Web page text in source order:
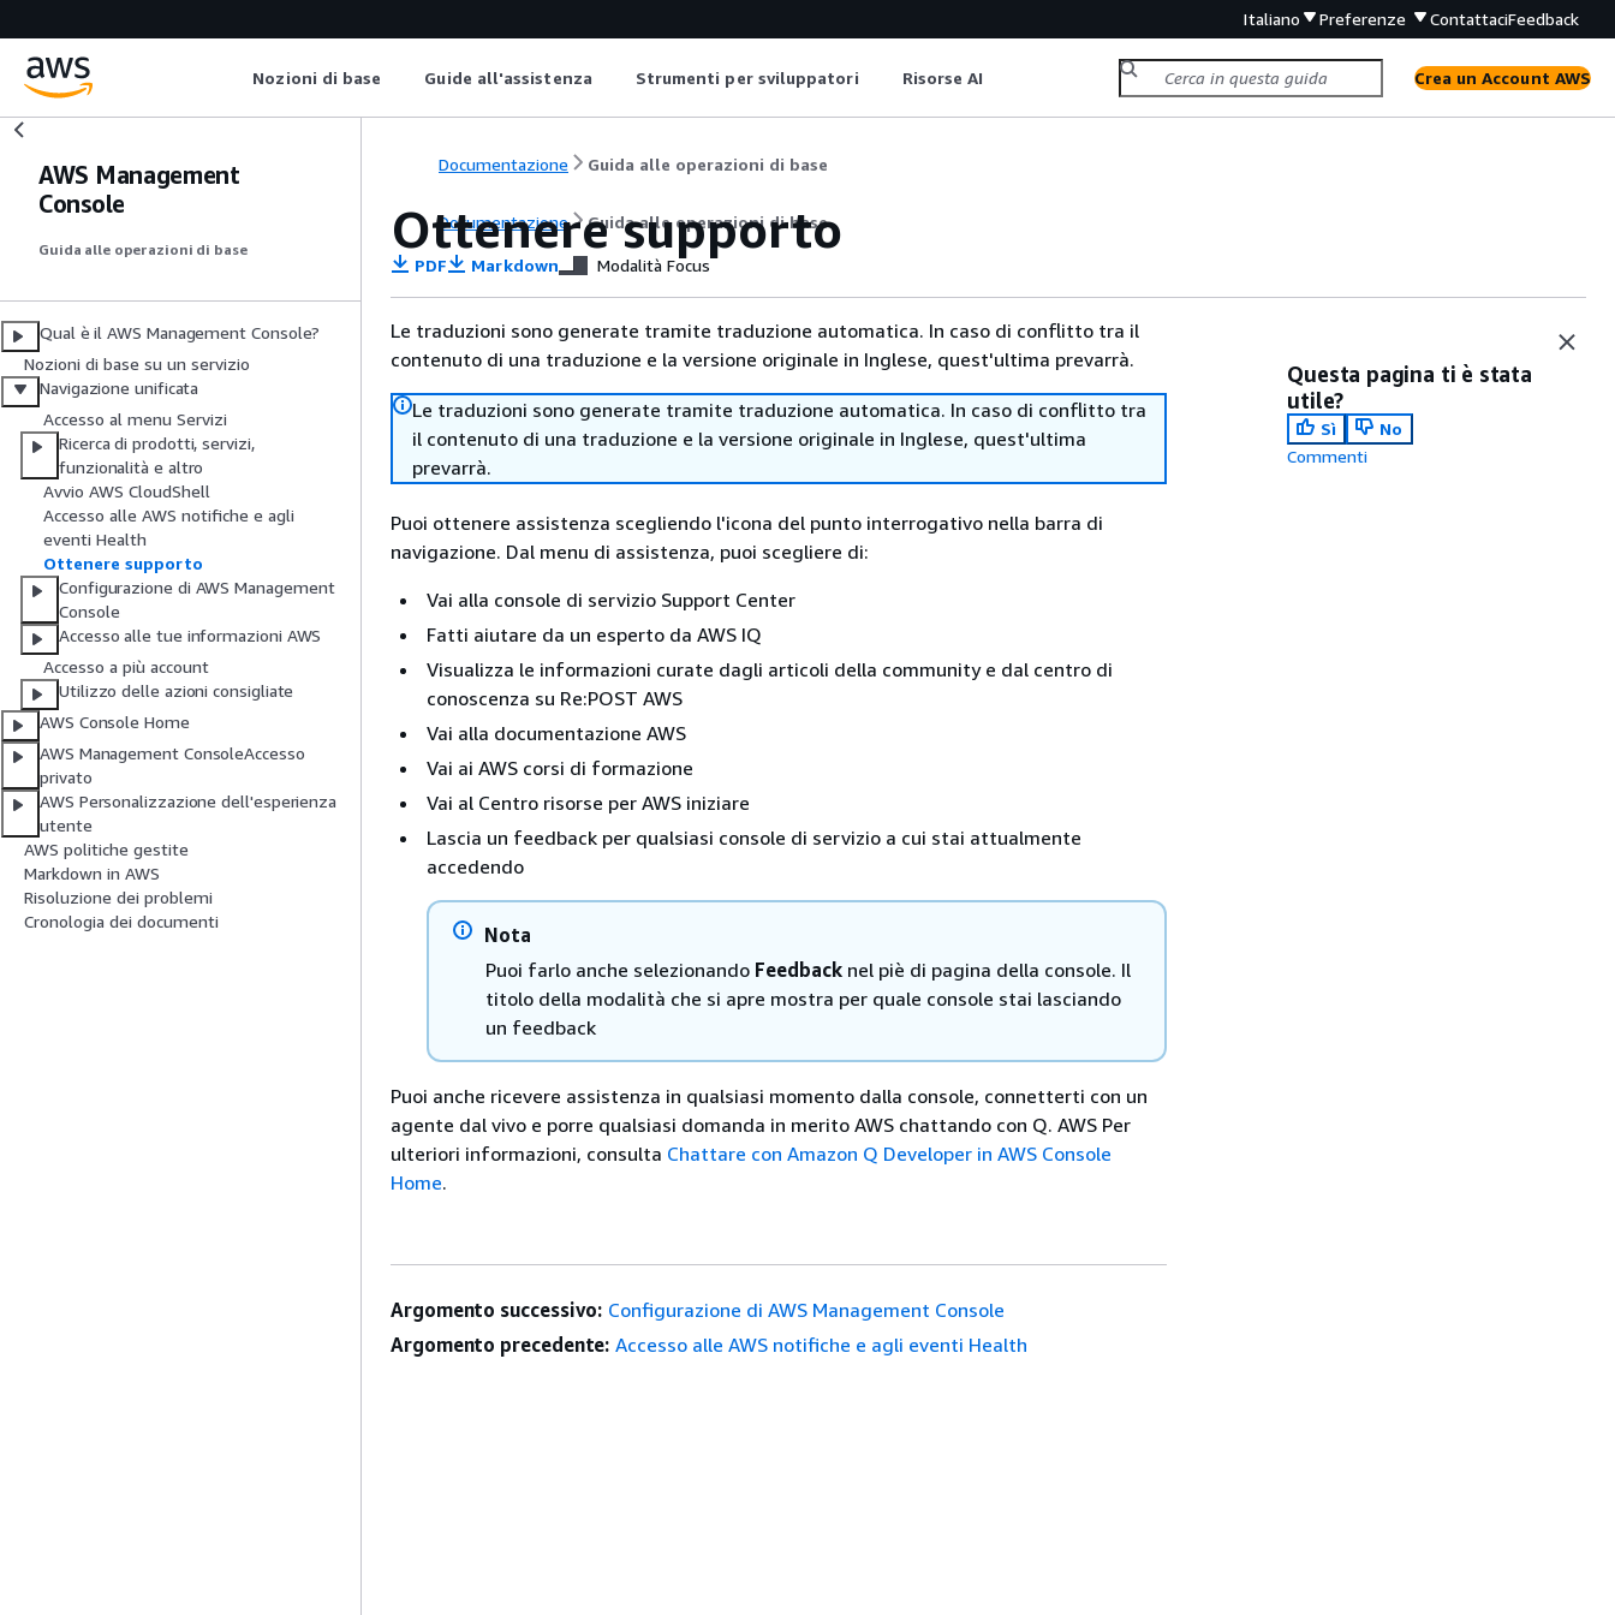
Italiano Preferenze ContattaciFeedback
Nozioni di base Guide all'assistenza Strumenti per sviluppatori Risorse AI Crea un Account AWS
AWS Management
Console
Guida alle operazioni di base
Qual è il AWS Management Console?
Nozioni di base su un servizio
Navigazione unificata
Accesso al menu Servizi
Ricerca di prodotti, servizi,
funzionalità e altro
Avvio AWS CloudShell
Accesso alle AWS notifiche e agli
eventi Health
Ottenere supporto
Configurazione di AWS Management
Console
Accesso alle tue informazioni AWS
Accesso a più account
Utilizzo delle azioni consigliate
AWS Console Home
AWS Management ConsoleAccesso
privato
AWS Personalizzazione dell'esperienza
utente
AWS politiche gestite
Markdown in AWS
Risoluzione dei problemi
Cronologia dei documenti
Documentazione Guida alle operazioni di base
Documentazione Guida alle operazioni di base
Ottenere supporto
PDF Markdown Modalità Focus
Le traduzioni sono generate tramite traduzione automatica. In caso di conflitto tra il
contenuto di una traduzione e la versione originale in Inglese, quest'ultima prevarrà.
Le traduzioni sono generate tramite traduzione automatica. In caso di conflitto tra
il contenuto di una traduzione e la versione originale in Inglese, quest'ultima
prevarrà.
Puoi ottenere assistenza scegliendo l'icona del punto interrogativo nella barra di
navigazione. Dal menu di assistenza, puoi scegliere di:
Vai alla console di servizio Support Center
Fatti aiutare da un esperto da AWS IQ
Visualizza le informazioni curate dagli articoli della community e dal centro di
conoscenza su Re:POST AWS
Vai alla documentazione AWS
Vai ai AWS corsi di formazione
Vai al Centro risorse per AWS iniziare
Lascia un feedback per qualsiasi console di servizio a cui stai attualmente
accedendo
Nota
Puoi farlo anche selezionando Feedback nel piè di pagina della console. Il
titolo della modalità che si apre mostra per quale console stai lasciando
un feedback
Puoi anche ricevere assistenza in qualsiasi momento dalla console, connetterti con un
agente dal vivo e porre qualsiasi domanda in merito AWS chattando con Q. AWS Per
ulteriori informazioni, consulta Chattare con Amazon Q Developer in AWS Console
Home.
Questa pagina ti è stata
utile?
Sì
No
Commenti
Argomento successivo: Configurazione di AWS Management Console
Argomento precedente: Accesso alle AWS notifiche e agli eventi Health